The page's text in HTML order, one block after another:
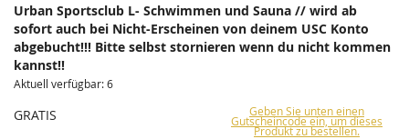
Urban Sportsclub L- Schwimmen und Sauna // wird ab
sofort auch bei Nicht-Erscheinen von deinem USC Konto
abgebucht!!! Bitte selbst stornieren wenn du nicht kommen
kannst!!
Aktuell verfügbar: 6
GRATIS Geben Sie unten einen
Gutscheincode ein, um dieses
Produkt zu bestellen.